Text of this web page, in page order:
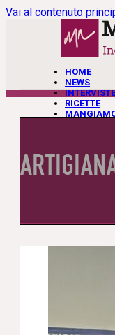
Vai al contenuto
HOME
NEWS
INTERVISTE
RICETTE
CHI SIAMO